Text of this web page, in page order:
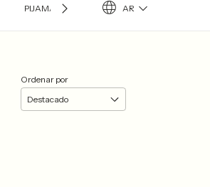
PIJAMAS TÉRMICOAR
Ordenar por